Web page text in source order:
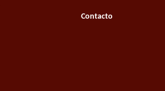
Contacto